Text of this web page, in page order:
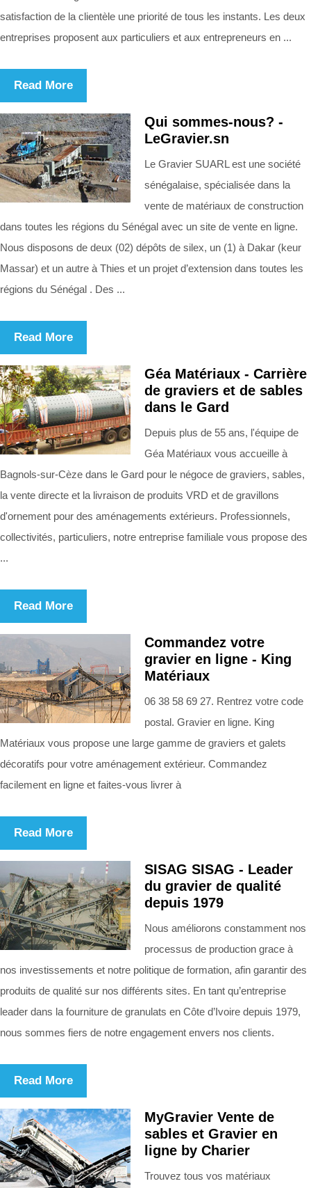
satisfaction de la clientèle une priorité de tous les instants. Les deux
entreprises proposent aux particuliers et aux entrepreneurs en ...
Read More
Qui sommes-nous? -
LeGravier.sn
Le Gravier SUARL est une société
sénégalaise, spécialisée dans la
vente de matériaux de construction
dans toutes les régions du Sénégal avec un site de vente en ligne.
Nous disposons de deux (02) dépôts de silex, un (1) à Dakar (keur
Massar) et un autre à Thies et un projet d’extension dans toutes les
régions du Sénégal . Des ...
Read More
Géa Matériaux - Carrière
de graviers et de sables
dans le Gard
Depuis plus de 55 ans, l'équipe de
Géa Matériaux vous accueille à
Bagnols-sur-Cèze dans le Gard pour le négoce de graviers, sables,
la vente directe et la livraison de produits VRD et de gravillons
d'ornement pour des aménagements extérieurs. Professionnels,
collectivités, particuliers, notre entreprise familiale vous propose des
...
Read More
Commandez votre
gravier en ligne - King
Matériaux
06 38 58 69 27. Rentrez votre code
postal. Gravier en ligne. King
Matériaux vous propose une large gamme de graviers et galets
décoratifs pour votre aménagement extérieur. Commandez
facilement en ligne et faites-vous livrer à
Read More
SISAG SISAG - Leader
du gravier de qualité
depuis 1979
Nous améliorons constamment nos
processus de production grace à
nos investissements et notre politique de formation, afin garantir des
produits de qualité sur nos différents sites. En tant qu’entreprise
leader dans la fourniture de granulats en Côte d’Ivoire depuis 1979,
nous sommes fiers de notre engagement envers nos clients.
Read More
MyGravier Vente de
sables et Gravier en
ligne by Charier
Trouvez tous vos matériaux